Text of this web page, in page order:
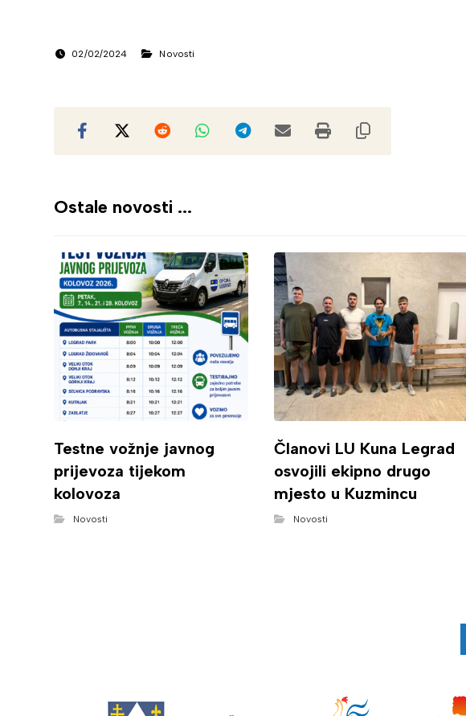
02/02/2024 Novosti
Ostale novosti ...
Testne vožnje javnog
prijevoza tijekom
kolovoza
Novosti
Članovi LU Kuna Legrad
osvojili ekipno drugo
mjesto u Kuzmincu
Novosti